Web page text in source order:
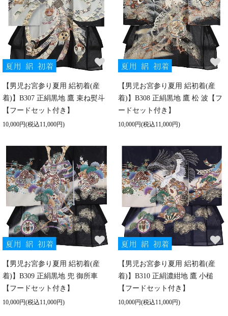
【男児お宮参り夏用 絽初着(産
着)】B307 正絹黒地 鷹 束ね熨斗
【フードセット付き】
10,000円(税込11,000円)
【男児お宮参り夏用 絽初着(産
着)】B308 正絹黒地 鷹 松 波【フ
ードセット付き】
10,000円(税込11,000円)
【男児お宮参り夏用 絽初着(産
着)】B309 正絹黒地 兜 御所車
【フードセット付き】
10,000円(税込11,000円)
【男児お宮参り夏用 絽初着(産
着)】B310 正絹濃紺地 鷹 小槌
【フードセット付き】
10,000円(税込11,000円)